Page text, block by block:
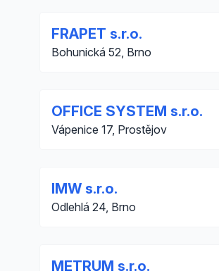
FRAPET s.r.o.
Bohunická 52, Brno
OFFICE SYSTEM s.r.o.
Vápenice 17, Prostějov
IMW s.r.o.
Odlehlá 24, Brno
METRUM s.r.o.